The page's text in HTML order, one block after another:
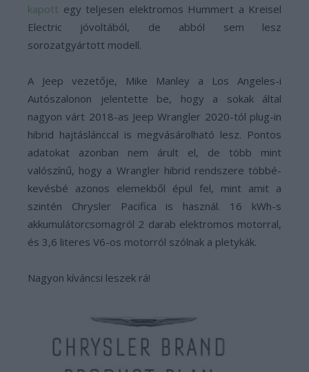
kapott egy teljesen elektromos Hummert a Kreisel
Electric jóvoltából, de abból sem lesz
sorozatgyártott modell.
A Jeep vezetője, Mike Manley a Los Angeles-i
Autószalonon jelentette be, hogy a sokak által
nagyon várt 2018-as Jeep Wrangler 2020-tól plug-in
hibrid hajtáslánccal is megvásárolható lesz. Pontos
adatokat azonban nem árult el, de több mint
valószínű, hogy a Wrangler hibrid rendszere többé-
kevésbé azonos elemekből épül fel, mint amit a
szintén Chrysler Pacifica is használ. 16 kWh-s
akkumulátorcsomagról 2 darab elektromos motorral,
és 3,6 literes V6-os motorról szólnak a pletykák.
Nagyon kíváncsi leszek rá!